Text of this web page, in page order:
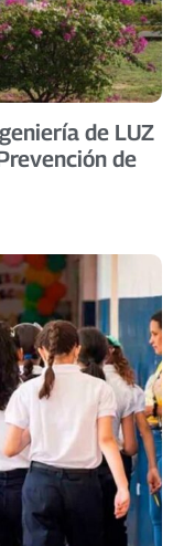
de LUZ
de